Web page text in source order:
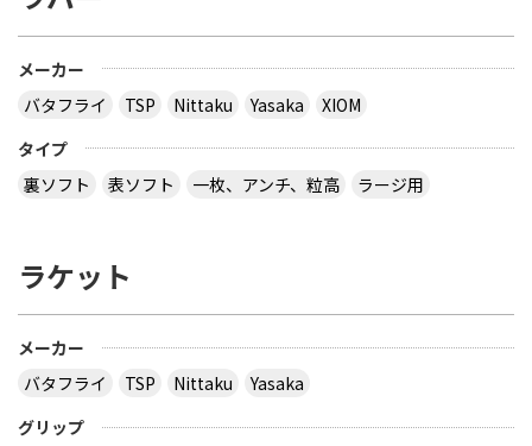
メーカー
バタフライ
TSP Nittaku Yasaka
XIOM
タイプ
裏ソフト
表ソフト 一枚、アンチ、粒高 ラージ用
ラケット
メーカー
バタフライ
TSP Nittaku
Yasaka
グリップ